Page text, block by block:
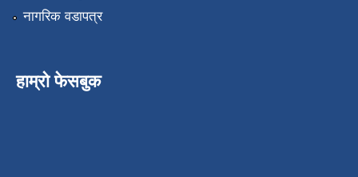
नागरिक वडापत्र
हाम्रो फेसबुक